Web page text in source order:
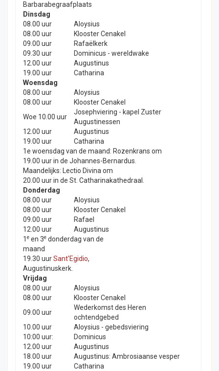
Barbarabegraafplaats
Dinsdag
08.00 uur
Aloysius
08.00 uur
Klooster Cenakel
09.00 uur
Rafaëlkerk
09.30 uur
Dominicus - wereldwake
12.00 uur
Augustinus
19.00 uur
Catharina
Woensdag
08.00 uur
Aloysius
08.00 uur
Klooster Cenakel
Woe 10.00 uur
Josephviering - kapel Zuster
Augustinessen
12.00 uur
Augustinus
19.00 uur
Catharina
1e woensdag van de maand: Rozenkrans om
19.00 uur in de Johannes-Bernardus.
Maandelijks: Lectio Divina om
20.00 uur in de St. Catharinakathedraal.
Donderdag
08.00 uur
Aloysius
08.00 uur
Klooster Cenakel
09.00 uur
Rafael
12.00 uur
Augustinus
1 e en 3e donderdag van de
maand
19.30 uurSant'Egidio,
Augustinuskerk.
Vrijdag
08.00 uur
Aloysius
08.00 uur
Klooster Cenakel
09.00 uur
Wederkomst des Heren
ochtendgebed
10.00 uur
Aloysius - gebedsviering
10:00 uur:
Dominicus
12.00 uur
Augustinus
18.00 uur
Augustinus: Ambrosiaanse vesper
19.00 uur
Catharina